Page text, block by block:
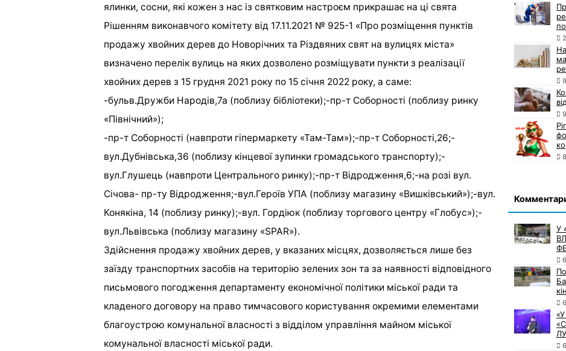
ялинки, сосни, які кожен з нас із святковим настроєм прикрашає на ці свята
Рішенням виконавчого комітету від 17.11.2021 № 925-1 «Про розміщення пунктів
продажу хвойних дерев до Новорічних та Різдвяних свят на вулицях міста»
визначено перелік вулиць на яких дозволено розміщувати пункти з реалізації
хвойних дерев з 15 грудня 2021 року по 15 січня 2022 року, а саме:
-бульв.Дружби Народів,7а (поблизу бібліотеки);-пр-т Соборності (поблизу ринку
«Північний»);
-пр-т Соборності (навпроти гіпермаркету «Там-Там»);-пр-т Соборності,26;-
вул.Дубнівська,36 (поблизу кінцевої зупинки громадського транспорту);-
вул.Глушець (навпроти Центрального ринку);-пр-т Відродження,6;-на розі вул.
Січова- пр-ту Відродження;-вул.Героїв УПА (поблизу магазину «Вишківський»);-вул.
Конякіна, 14 (поблизу ринку);-вул. Гордіюк (поблизу торгового центру «Глобус»);-
вул.Львівська (поблизу магазину «SPAR»).
Здійснення продажу хвойних дерев, у вказаних місцях, дозволяється лише без
заїзду транспортних засобів на територію зелених зон та за наявності відповідного
письмового погодження департаменту економічної політики міської ради та
кладеного договору на право тимчасового користування окремими елементами
благоустрою комунальної власності з відділом управління майном міської
комунальної власності міської ради.
У